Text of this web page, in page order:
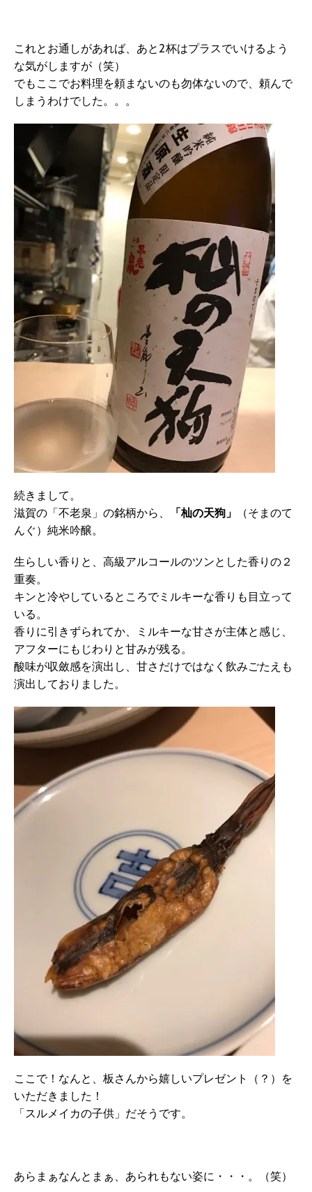
これとお通しがあれば、あと2杯はプラスでいけるよう
な気がしますが（笑）
でもここでお料理を頼まないのも勿体ないので、頼んで
しまうわけでした。。。
続きまして。
滋賀の「不老泉」の銘柄から、
「杣の天狗」
（そまのて
んぐ）純米吟醸。
生らしい香りと、高級アルコールのツンとした香りの２
重奏。
キンと冷やしているところでミルキーな香りも目立って
いる。
香りに引きずられてか、ミルキーな甘さが主体と感じ、
アフターにもじわりと甘みが残る。
酸味が収斂感を演出し、甘さだけではなく飲みごたえも
演出しておりました。
ここで！なんと、板さんから嬉しいプレゼント（？）を
いただきました！
「スルメイカの子供」だそうです。
あらまぁなんとまぁ、あられもない姿に・・・。（笑）